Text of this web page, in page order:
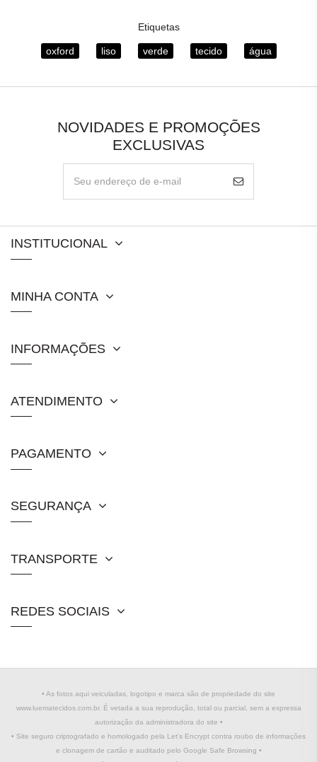
Etiquetas
oxford liso verde tecido água
NOVIDADES E PROMOÇÕES
EXCLUSIVAS
INSTITUCIONAL
MINHA CONTA
INFORMAÇÕES
ATENDIMENTO
PAGAMENTO
SEGURANÇA
TRANSPORTE
REDES SOCIAIS
• As fotos aqui veiculadas, logotipo e marca são de propriedade do site
www.luematecidos.com.br. É vetada a sua reprodução, total ou parcial, sem a expressa
autorização da administradora do site •
• Site seguro criptografado e homologado pela Let's Encrypt contra roubo de informações
e clonagem de cartão e auditado pelo Google Safe Browsing •